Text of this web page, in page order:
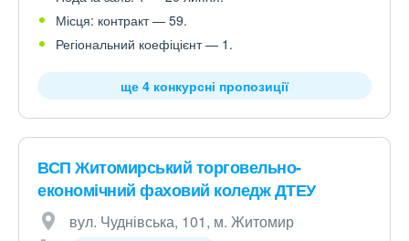
Місця: контракт — 59.
Регіональний коефіцієнт — 1.
ще 4 конкурсні пропозиції
ВСП Житомирський торговельно-
економічний фаховий коледж ДТЕУ
вул. Чуднівська, 101, м. Житомир